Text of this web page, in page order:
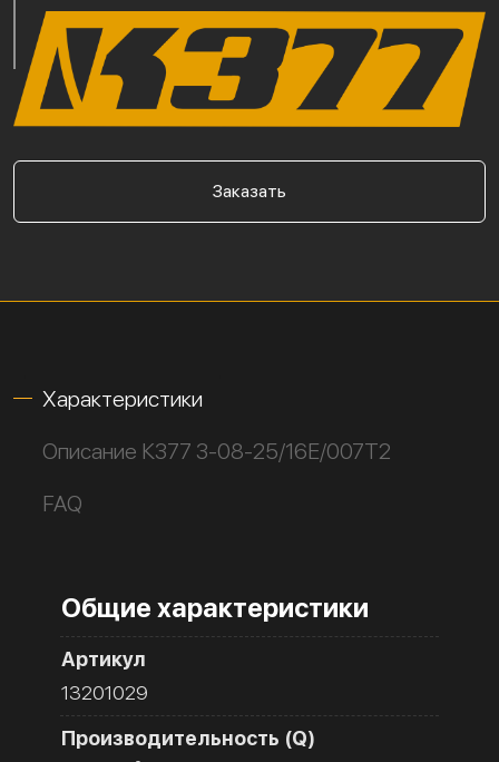
Заказать
Характеристики
Описание К377 3-08-25/16Е/007Т2
FAQ
Общие характеристики
Артикул
13201029
Производительность (Q)